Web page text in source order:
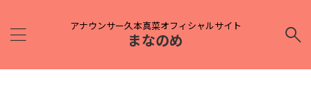
アナウンサー久本真菜オフィシャルサイト
まなのめ